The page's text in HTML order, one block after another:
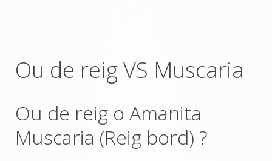
Ou de reig VS Muscaria
Ou de reig o Amanita
Muscaria (Reig bord) ?